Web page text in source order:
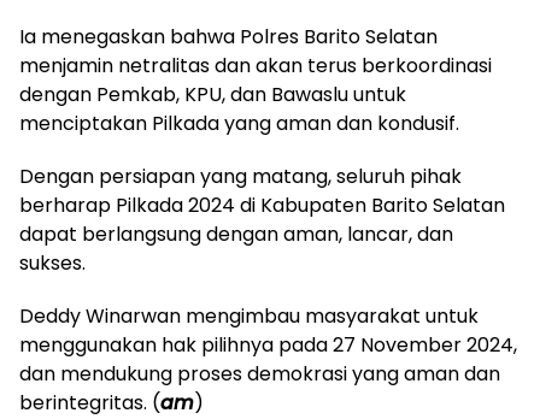
Ia menegaskan bahwa Polres Barito Selatan
menjamin netralitas dan akan terus berkoordinasi
dengan Pemkab, KPU, dan Bawaslu untuk
menciptakan Pilkada yang aman dan kondusif.
Dengan persiapan yang matang, seluruh pihak
berharap Pilkada 2024 di Kabupaten Barito Selatan
dapat berlangsung dengan aman, lancar, dan
sukses.
Deddy Winarwan mengimbau masyarakat untuk
menggunakan hak pilihnya pada 27 November 2024,
dan mendukung proses demokrasi yang aman dan
berintegritas. (am)